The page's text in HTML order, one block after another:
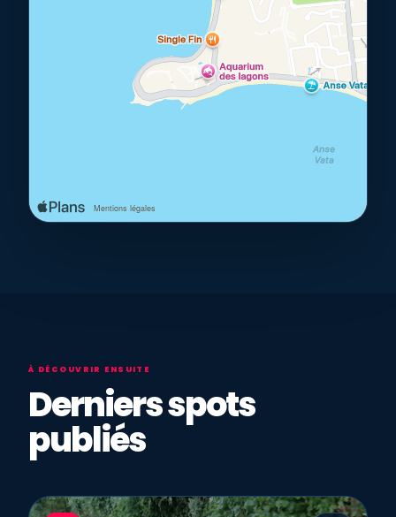
À DÉCOUVRIR ENSUITE
Derniers spots
publiés